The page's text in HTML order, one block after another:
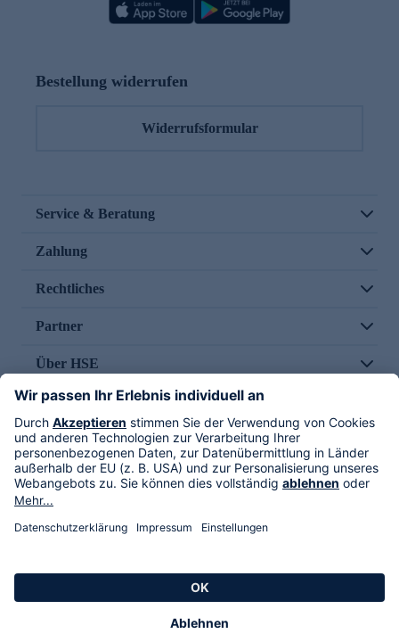
Bestellung widerrufen
Widerrufsformular
Service & Beratung
Zahlung
Rechtliches
Partner
Über HSE
Im TV
HSE International